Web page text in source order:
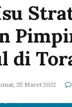
di
25 Maret 2022